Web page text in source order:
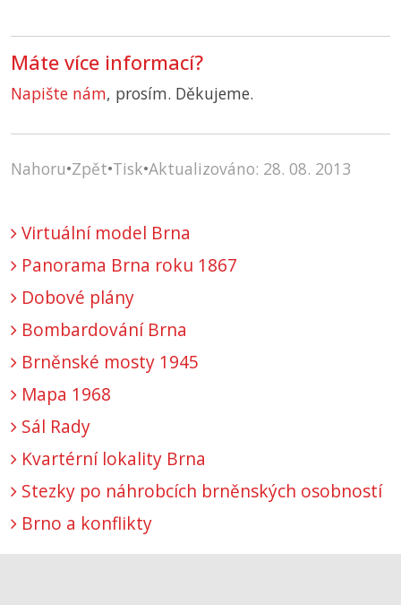
Máte více informací?
Napište nám, prosím. Děkujeme.
Nahoru•Zpět•Tisk•Aktualizováno: 28. 08. 2013
Virtuální model Brna
Panorama Brna roku 1867
Dobové plány
Bombardování Brna
Brněnské mosty 1945
Mapa 1968
Sál Rady
Kvartérní lokality Brna
Stezky po náhrobcích brněnských osobností
Brno a konflikty